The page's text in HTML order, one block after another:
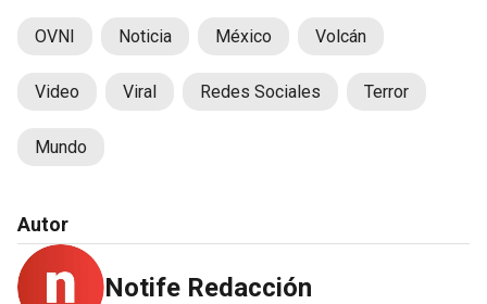
OVNI Noticia México Volcán
Video Viral Redes Sociales Terror
Mundo
Autor
Notife Redacción